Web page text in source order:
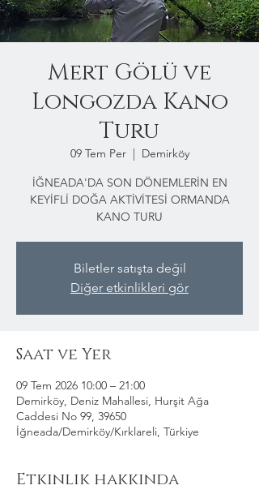
Mert Gölü ve
Longozda Kano
Turu
09 Tem Per
  |
Demirköy
İĞNEADA'DA SON DÖNEMLERİN EN
KEYİFLİ DOĞA AKTİVİTESİ ORMANDA
KANO TURU
Biletler satışta değil
Diğer etkinlikleri gör
Saat ve Yer
09 Tem 2026 10:00 – 21:00
Demirköy, Deniz Mahallesi, Hurşit Ağa
Caddesi No 99, 39650
İğneada/Demirköy/Kırklareli, Türkiye
Etkinlik hakkında